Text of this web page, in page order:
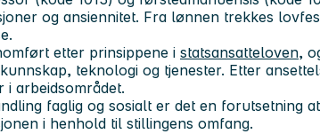
og ansiennitet. Fra lønnen trekkes
etter prinsippene i statsansatteloven,
teknologi og tjenester. Etter
i arbeidsområdet.
faglig og sosialt er det en forutsetning
i henhold til stillingens omfang.